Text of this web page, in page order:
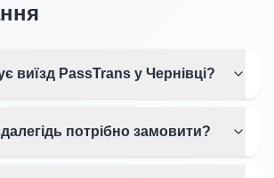
виїзд PassTrans у Чернівці?
потрібно замовити?